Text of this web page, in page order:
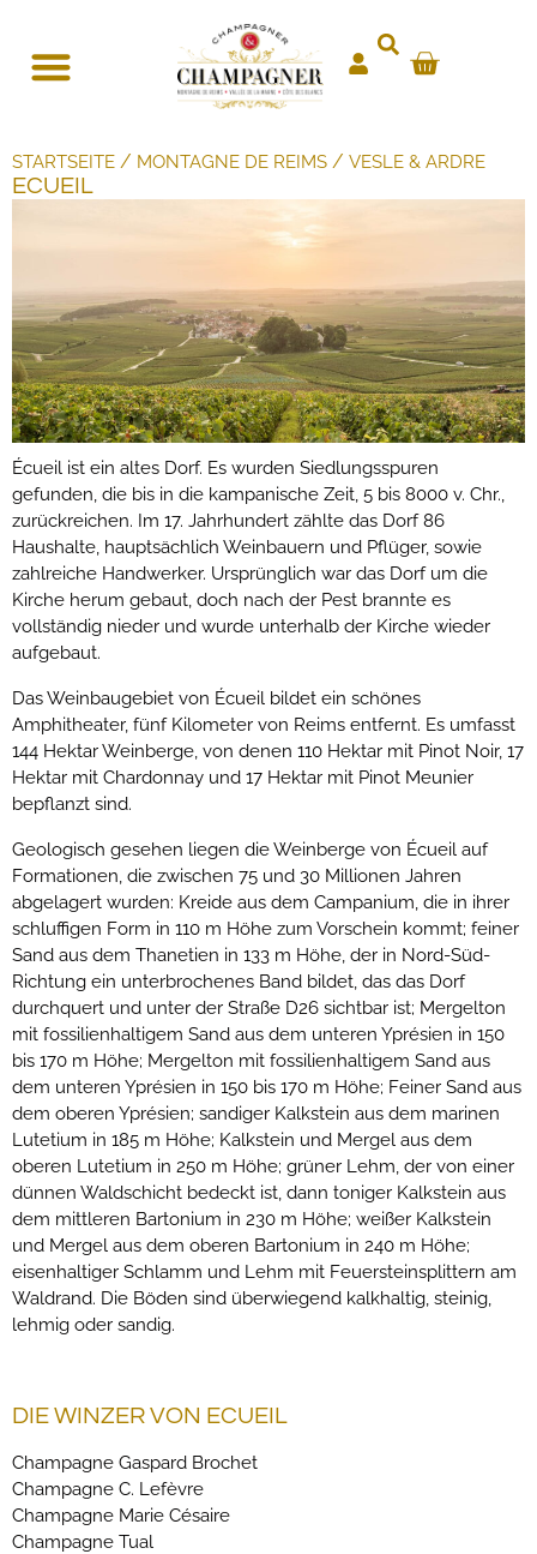
STARTSEITE / MONTAGNE DE REIMS / VESLE & ARDRE
ECUEIL
Écueil ist ein altes Dorf. Es wurden Siedlungsspuren
gefunden, die bis in die kampanische Zeit, 5 bis 8000 v. Chr.,
zurückreichen. Im 17. Jahrhundert zählte das Dorf 86
Haushalte, hauptsächlich Weinbauern und Pflüger, sowie
zahlreiche Handwerker. Ursprünglich war das Dorf um die
Kirche herum gebaut, doch nach der Pest brannte es
vollständig nieder und wurde unterhalb der Kirche wieder
aufgebaut.
Das Weinbaugebiet von Écueil bildet ein schönes
Amphitheater, fünf Kilometer von Reims entfernt. Es umfasst
144 Hektar Weinberge, von denen 110 Hektar mit Pinot Noir, 17
Hektar mit Chardonnay und 17 Hektar mit Pinot Meunier
bepflanzt sind.
Geologisch gesehen liegen die Weinberge von Écueil auf
Formationen, die zwischen 75 und 30 Millionen Jahren
abgelagert wurden: Kreide aus dem Campanium, die in ihrer
schluffigen Form in 110 m Höhe zum Vorschein kommt; feiner
Sand aus dem Thanetien in 133 m Höhe, der in Nord-Süd-
Richtung ein unterbrochenes Band bildet, das das Dorf
durchquert und unter der Straße D26 sichtbar ist; Mergelton
mit fossilienhaltigem Sand aus dem unteren Yprésien in 150
bis 170 m Höhe; Mergelton mit fossilienhaltigem Sand aus
dem unteren Yprésien in 150 bis 170 m Höhe; Feiner Sand aus
dem oberen Yprésien; sandiger Kalkstein aus dem marinen
Lutetium in 185 m Höhe; Kalkstein und Mergel aus dem
oberen Lutetium in 250 m Höhe; grüner Lehm, der von einer
dünnen Waldschicht bedeckt ist, dann toniger Kalkstein aus
dem mittleren Bartonium in 230 m Höhe; weißer Kalkstein
und Mergel aus dem oberen Bartonium in 240 m Höhe;
eisenhaltiger Schlamm und Lehm mit Feuersteinsplittern am
Waldrand. Die Böden sind überwiegend kalkhaltig, steinig,
lehmig oder sandig.
DIE WINZER VON ECUEIL
Champagne Gaspard Brochet
Champagne C. Lefèvre
Champagne Marie Césaire
Champagne Tual